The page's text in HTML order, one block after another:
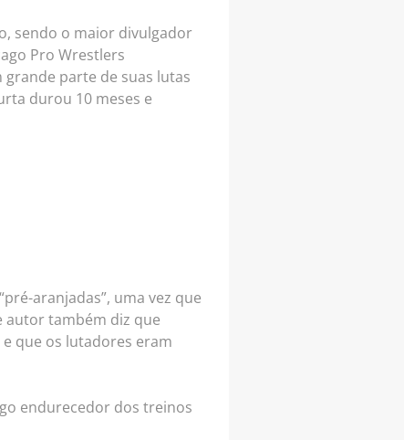
sendo o maior divulgador
Pro Wrestlers
parte de suas lutas
durou 10 meses e
aranjadas”, uma vez que
autor também diz que
que os lutadores eram
endurecedor dos treinos